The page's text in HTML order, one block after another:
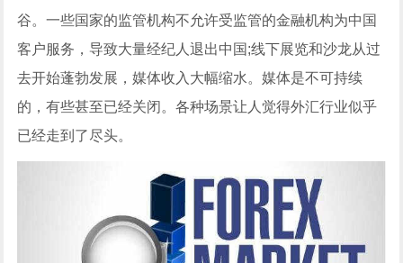
谷。一些国家的监管机构不允许受监管的金融机构为中国
客户服务，导致大量经纪人退出中国;线下展览和沙龙从过
去开始蓬勃发展，媒体收入大幅缩水。媒体是不可持续
的，有些甚至已经关闭。各种场景让人觉得外汇行业似乎
已经走到了尽头。